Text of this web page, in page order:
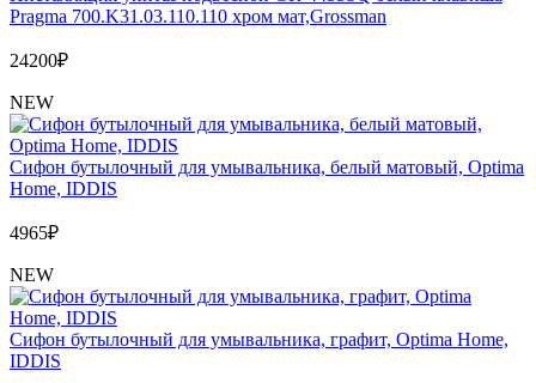
Pragma 700.K31.03.110.110 хром мат,Grossman
24200₽
NEW
Сифон бутылочный для умывальника, белый матовый, Optima
Home, IDDIS
4965₽
NEW
Сифон бутылочный для умывальника, графит, Optima Home,
IDDIS